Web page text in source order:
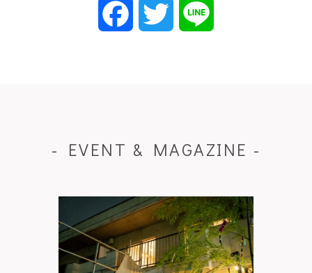
Facebook Twitter
- EVENT & MAGAZINE -